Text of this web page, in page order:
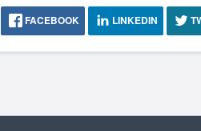
FACEBOOK LINKEDIN